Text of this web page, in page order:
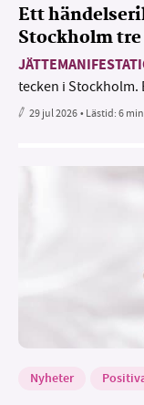
Ett
Stockholm
tecken i Stockholm.
29 jul 2026• Lästid:6 min
Nyheter